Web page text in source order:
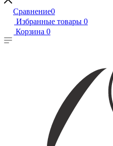
Сравнение0
Избранные товары 0
Корзина 0